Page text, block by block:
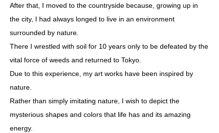
After that, I moved to the countryside because, growing up in
the city, I had always longed to live in an environment
surrounded by nature.
There I wrestled with soil for 10 years only to be defeated by the
vital force of weeds and returned to Tokyo.
Due to this experience, my art works have been inspired by
nature.
Rather than simply imitating nature, I wish to depict the
mysterious shapes and colors that life has and its amazing
energy.